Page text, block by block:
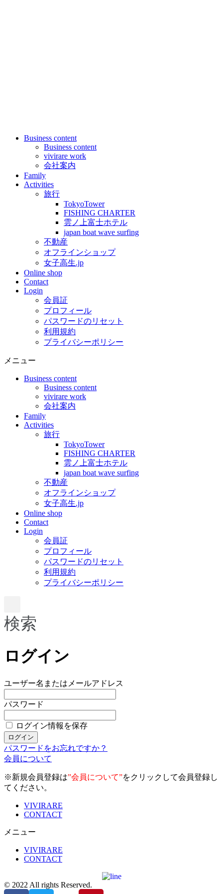
Business content
Business content
vivirare work
会社案内
Family
Activities
旅行
TokyoTower
FISHING CHARTER
雲ノ上富士ホテル
japan boat wave surfing
不動産
オフラインショップ
女子高生.jp
Online shop
Contact
Login
会員証
プロフィール
パスワードのリセット
利用規約
プライバシーポリシー
メニュー
Business content
Business content
vivirare work
会社案内
Family
Activities
旅行
TokyoTower
FISHING CHARTER
雲ノ上富士ホテル
japan boat wave surfing
不動産
オフラインショップ
女子高生.jp
Online shop
Contact
Login
会員証
プロフィール
パスワードのリセット
利用規約
プライバシーポリシー
検索
ログイン
ユーザー名またはメールアドレス
パスワード
ログイン情報を保存
パスワードをお忘れですか？
会員について
※新規会員登録は”会員について”をクリックして会員登録し
てください。
VIVIRARE
CONTACT
メニュー
VIVIRARE
CONTACT
© 2022 All rights Reserved.